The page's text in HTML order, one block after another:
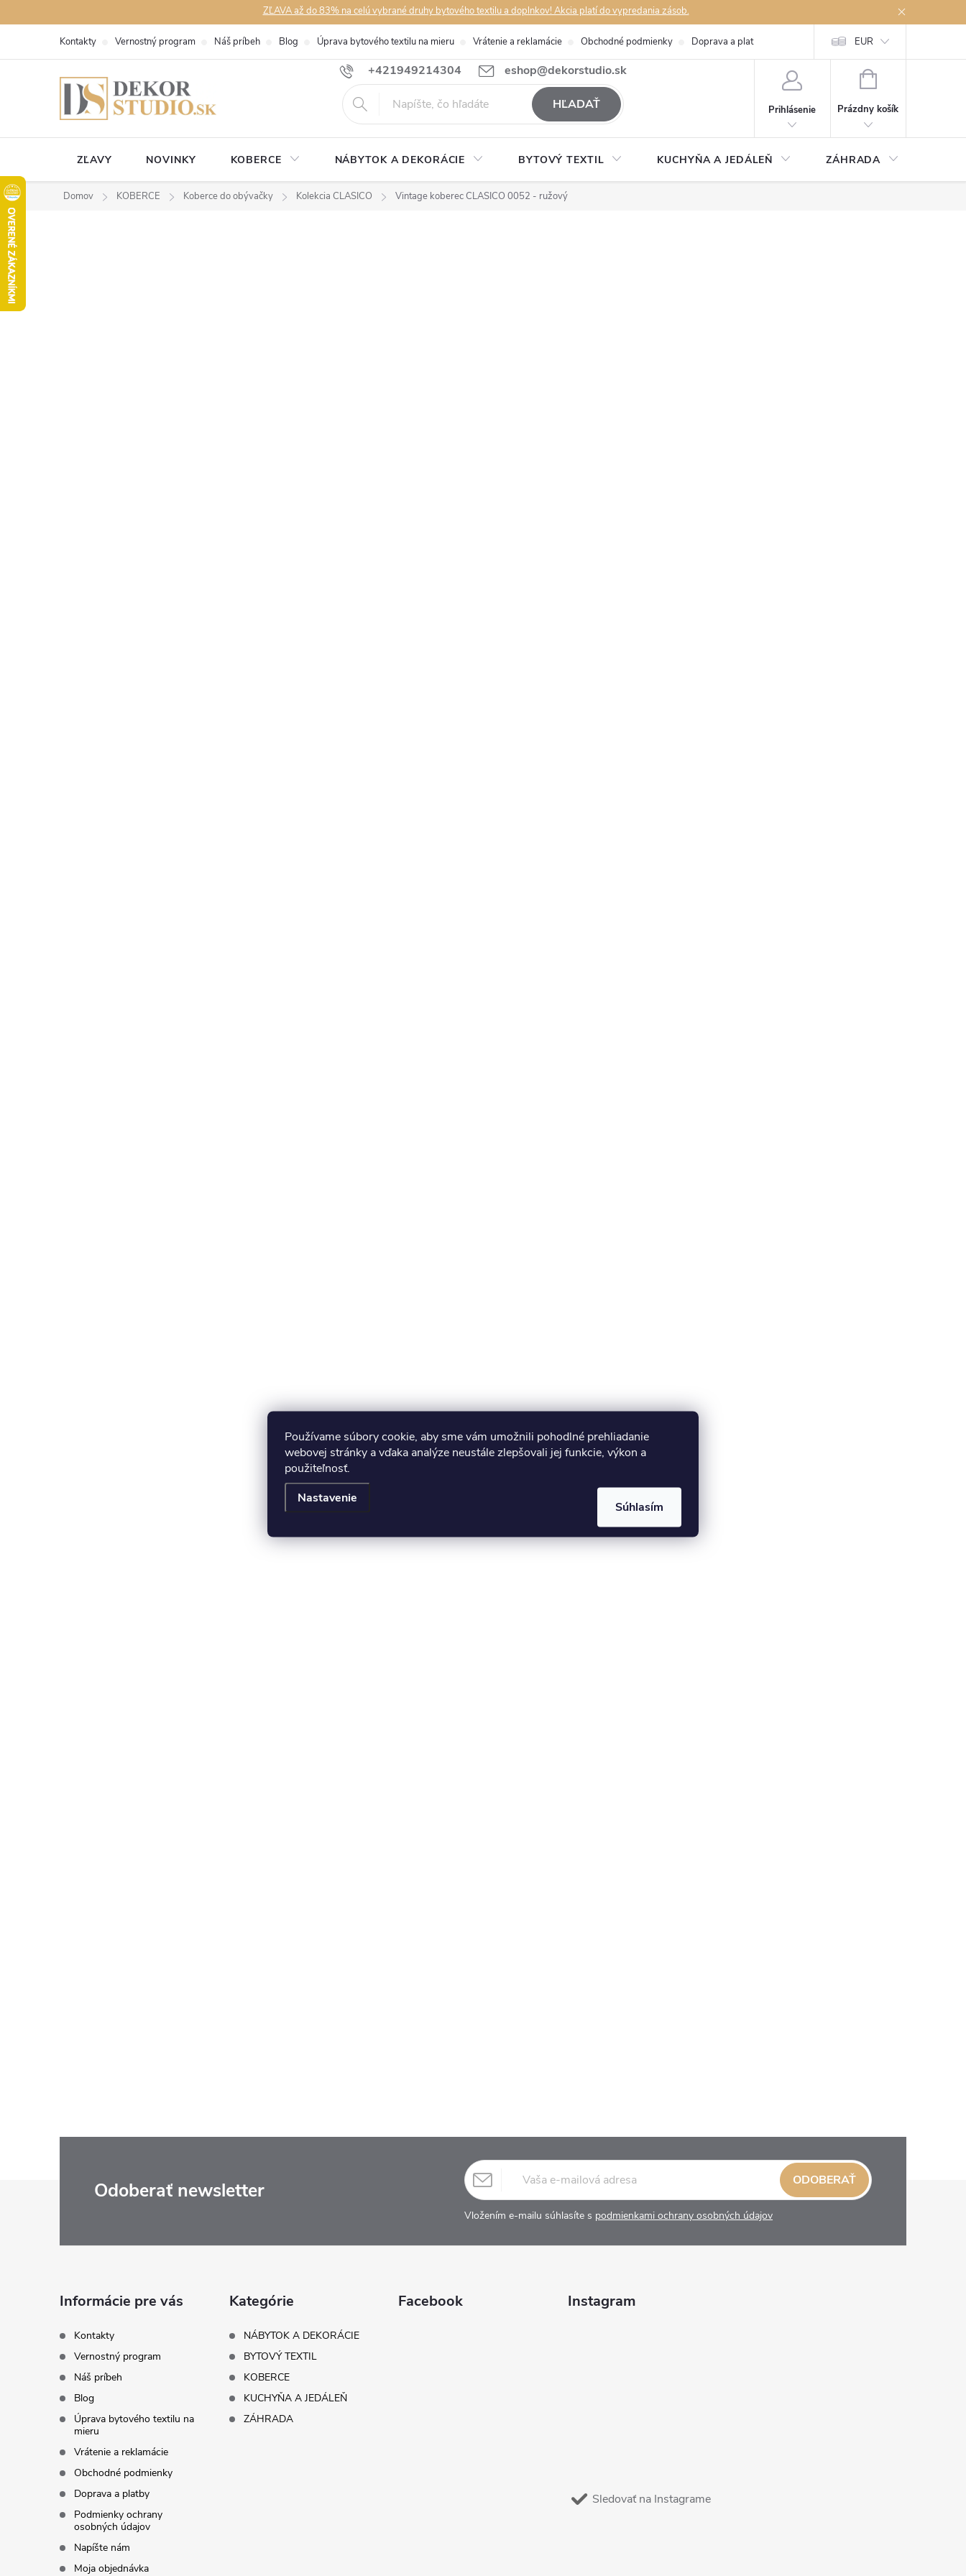
Používame súbory cookie, aby sme vám umožnili pohodlné prehliadanie
webovej stránky a vďaka analýze neustále zlepšovali jej funkcie, výkon a
použiteľnosť.
Nastavenie
Súhlasím
na
ZĽAVA až do 83% na celú vybrané druhy bytového textilu a doplnkov! Akcia platí do vypredania zásob.
+421949214304 eshop@dekorstudio.sk
Kontakty Vernostný program Náš príbeh Blog Úprava bytového textilu na mieru Vrátenie a reklamácie Obchodné podmienky Doprava a platby Podmienky ochrany osobných údajov
EUR
HĽADAŤ Prihlásenie
NÁKUPNÝ
Prázdny košík
ZĽAVY NOVINKY KOBERCE NÁBYTOK A DEKORÁCIE BYTOVÝ TEXTIL KUCHYŇA A JEDÁLEŇ ZÁHRADA
Domov KOBERCE Koberce do obývačky Kolekcia CLASICO Vintage koberec CLASICO 0052 - ružový
Odoberať newsletter
Vložením e-mailu súhlasíte s podmienkami ochrany osobných údajov
ODOBERAŤ
Informácie pre vás
Kontakty
Vernostný program
Náš príbeh
Blog
Úprava bytového textilu na
mieru
Vrátenie a reklamácie
Obchodné podmienky
Doprava a platby
Podmienky ochrany
osobných údajov
Napíšte nám
Moja objednávka
Kategórie
NÁBYTOK A DEKORÁCIE
BYTOVÝ TEXTIL
KOBERCE
KUCHYŇA A JEDÁLEŇ
ZÁHRADA
Facebook Instagram
Sledovať na Instagrame